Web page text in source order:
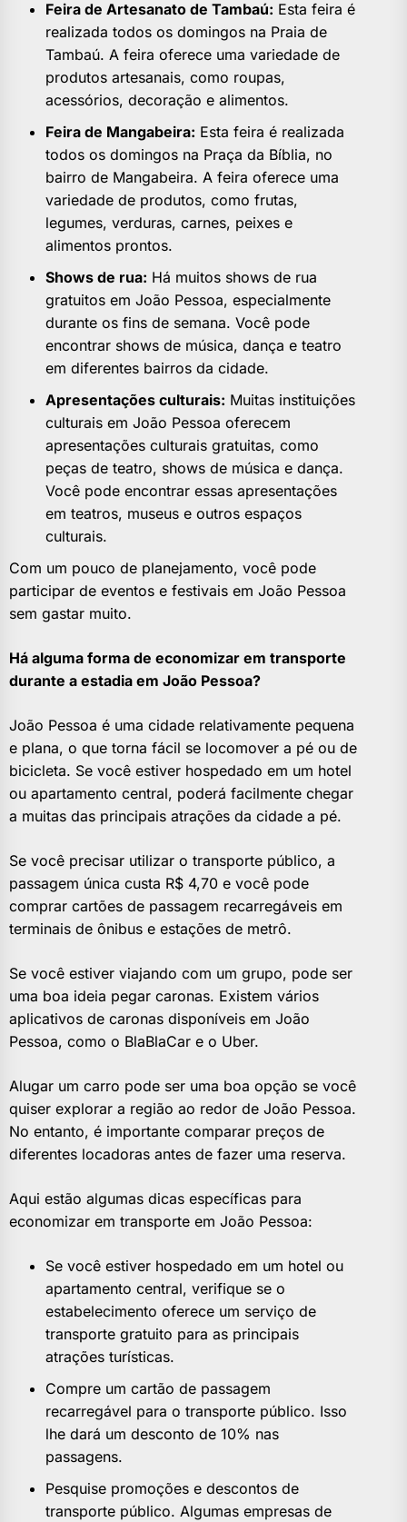
Feira de Artesanato de Tambaú: Esta feira é
realizada todos os domingos na Praia de
Tambaú. A feira oferece uma variedade de
produtos artesanais, como roupas,
acessórios, decoração e alimentos.
Feira de Mangabeira: Esta feira é realizada
todos os domingos na Praça da Bíblia, no
bairro de Mangabeira. A feira oferece uma
variedade de produtos, como frutas,
legumes, verduras, carnes, peixes e
alimentos prontos.
Shows de rua: Há muitos shows de rua
gratuitos em João Pessoa, especialmente
durante os fins de semana. Você pode
encontrar shows de música, dança e teatro
em diferentes bairros da cidade.
Apresentações culturais: Muitas instituições
culturais em João Pessoa oferecem
apresentações culturais gratuitas, como
peças de teatro, shows de música e dança.
Você pode encontrar essas apresentações
em teatros, museus e outros espaços
culturais.
Com um pouco de planejamento, você pode
participar de eventos e festivais em João Pessoa
sem gastar muito.
Há alguma forma de economizar em transporte
durante a estadia em João Pessoa?
João Pessoa é uma cidade relativamente pequena
e plana, o que torna fácil se locomover a pé ou de
bicicleta. Se você estiver hospedado em um hotel
ou apartamento central, poderá facilmente chegar
a muitas das principais atrações da cidade a pé.
Se você precisar utilizar o transporte público, a
passagem única custa R$ 4,70 e você pode
comprar cartões de passagem recarregáveis ​​em
terminais de ônibus e estações de metrô.
Se você estiver viajando com um grupo, pode ser
uma boa ideia pegar caronas. Existem vários
aplicativos de caronas disponíveis em João
Pessoa, como o BlaBlaCar e o Uber.
Alugar um carro pode ser uma boa opção se você
quiser explorar a região ao redor de João Pessoa.
No entanto, é importante comparar preços de
diferentes locadoras antes de fazer uma reserva.
Aqui estão algumas dicas específicas para
economizar em transporte em João Pessoa:
Se você estiver hospedado em um hotel ou
apartamento central, verifique se o
estabelecimento oferece um serviço de
transporte gratuito para as principais
atrações turísticas.
Compre um cartão de passagem
recarregável para o transporte público. Isso
lhe dará um desconto de 10% nas
passagens.
Pesquise promoções e descontos de
transporte público. Algumas empresas de